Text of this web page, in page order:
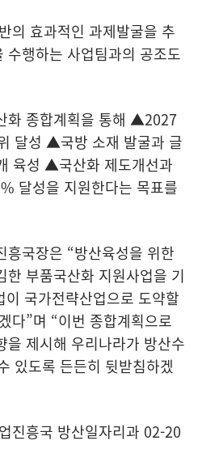
의 효과적인 과제발굴을 추
수행하는 사업팀과의 공조도
화 종합계획을 통해 ▲2027
달성 ▲국방 소재 발굴과 글
육성 ▲국산화 제도개선과
달성을 지원한다는 목표를
흥국장은 “방산육성을 위한
한 부품국산화 지원사업을 기
국가전략산업으로 도약할
다”며 “이번 종합계획으로
을 제시해 우리나라가 방산수
있도록 든든히 뒷받침하겠
진흥국 방산일자리과 02-20